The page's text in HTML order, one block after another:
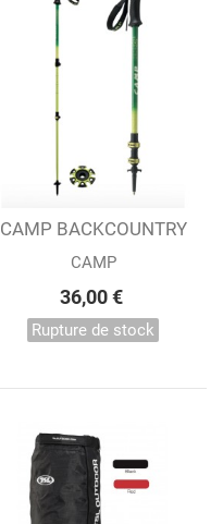
CAMP BACKCOUNTRY
ALU 2.0 POLES
CAMP
36,00 €
Rupture de stock